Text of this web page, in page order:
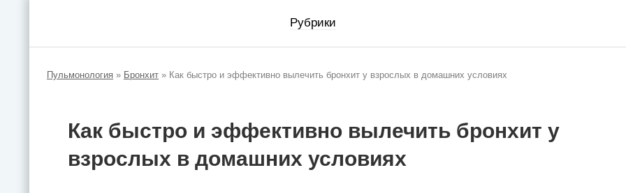
Рубрики
Пульмонология » Бронхит » Как быстро и эффективно вылечить бронхит у взрослых в домашних условиях
Как быстро и эффективно вылечить бронхит у
взрослых в домашних условиях